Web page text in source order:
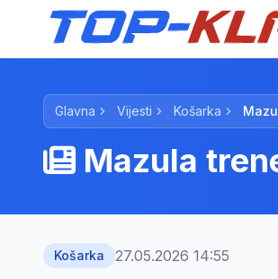
Glavna Vijesti Košarka
Mazula
Košarka 27.05.2026 14:55